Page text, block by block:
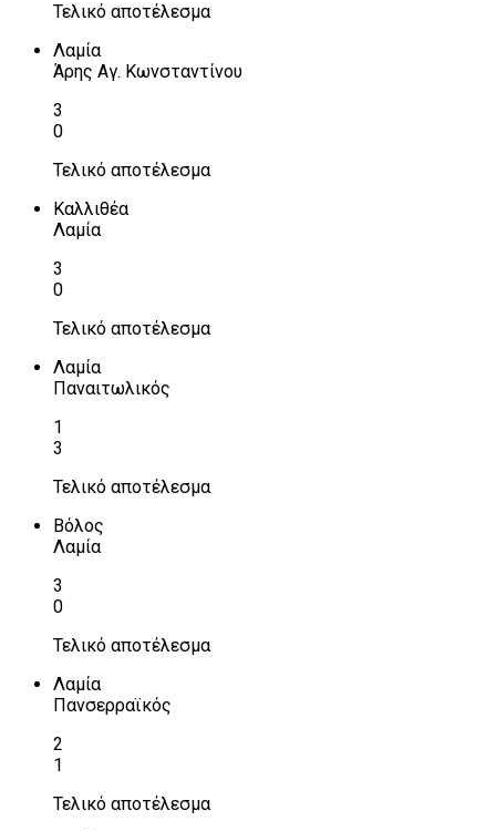
Τελικό αποτέλεσμα
Λαμία
Άρης Αγ. Κωνσταντίνου
3
0
Τελικό αποτέλεσμα
Καλλιθέα
Λαμία
3
0
Τελικό αποτέλεσμα
Λαμία
Παναιτωλικός
1
3
Τελικό αποτέλεσμα
Βόλος
Λαμία
3
0
Τελικό αποτέλεσμα
Λαμία
Πανσερραϊκός
2
1
Τελικό αποτέλεσμα